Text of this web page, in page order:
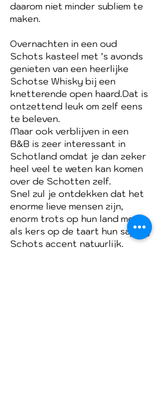
daarom niet minder subliem te
maken.
Overnachten in een oud
Schots kasteel met ’s avonds
genieten van een heerlijke
Schotse Whisky bij een
knetterende open haard.Dat is
ontzettend leuk om zelf eens
te beleven.
Maar ook verblijven in een
B&B is zeer interessant in
Schotland omdat je dan zeker
heel veel te weten kan komen
over de Schotten zelf.
Snel zul je ontdekken dat het
enorme lieve mensen zijn,
enorm trots op hun land met
als kers op de taart hun sappig
Schots accent natuurlijk.